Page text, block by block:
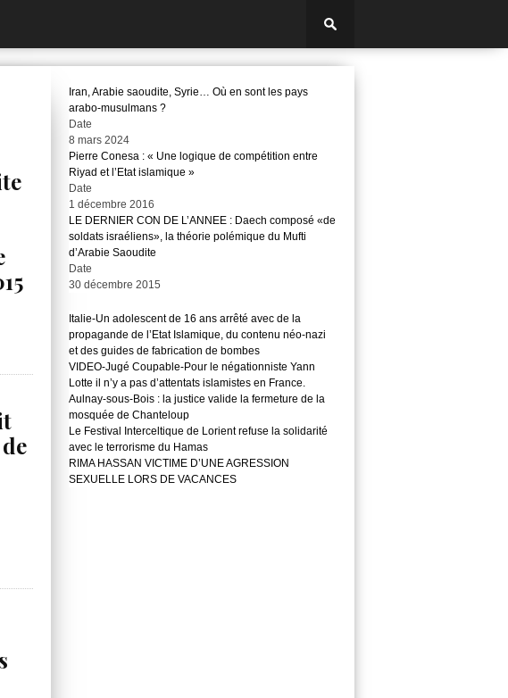
Iran, Arabie saoudite, Syrie… Où en sont les pays
arabo-musulmans ?
Date
8 mars 2024
Pierre Conesa : « Une logique de compétition entre
Riyad et l’Etat islamique »
Date
1 décembre 2016
LE DERNIER CON DE L’ANNEE : Daech composé «de
soldats israéliens», la théorie polémique du Mufti
d’Arabie Saoudite
Date
30 décembre 2015
Italie-Un adolescent de 16 ans arrêté avec de la
propagande de l’Etat Islamique, du contenu néo-nazi
et des guides de fabrication de bombes
VIDEO-Jugé Coupable-Pour le négationniste Yann
Lotte il n’y a pas d’attentats islamistes en France.
Aulnay-sous-Bois : la justice valide la fermeture de la
mosquée de Chanteloup
Le Festival Interceltique de Lorient refuse la solidarité
avec le terrorisme du Hamas
RIMA HASSAN VICTIME D’UNE AGRESSION
SEXUELLE LORS DE VACANCES